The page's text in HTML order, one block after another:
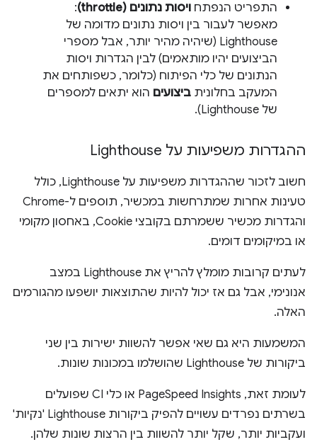
התפריט הנפתח ויסות נתונים (throttle)
:
מאפשר לעבור בין ויסות נתונים מדומה של
Lighthouse (שיהיה מהיר יותר, אבל מספרי
הביצועים יהיו מותאמים) לבין הגדרות ויסות
הנתונים של כלי הפיתוח (כלומר, כשפותחים את
המעקב בחלונית ביצועים הוא יתאים למספרים
של Lighthouse).
ההגדרות משפיעות על Lighthouse
חשוב לזכור שההגדרות משפיעות על Lighthouse, כולל
טעינות אחרות שמתרחשות במכשיר, תוספים ל-Chrome
והגדרות מכשיר ששמרתם בקובצי Cookie, באחסון מקומי
או במיקומים דומים.
לעתים קרובות מומלץ להריץ את Lighthouse במצב
אנונימי, אבל גם אז יכול להיות שהתוצאות יושפעו מהגורמים
האלה.
המשמעות היא גם שאי אפשר להשוות ישירות בין שני
ביקורות של Lighthouse שהושלמו במכונות שונות.
לעומת זאת, PageSpeed Insights או כלי CI שפועלים
בשרתים נפרדים עשויים להפיק ביקורות Lighthouse 'נקיות'
ועקביות יותר, שקל יותר להשוות בין הרצות שונות שלהן.